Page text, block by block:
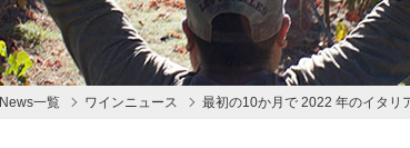
News一覧 ワインニュース 最初の10か月で 2022 年のイタ